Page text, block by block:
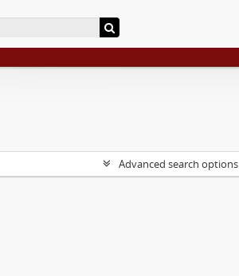
Advanced search options